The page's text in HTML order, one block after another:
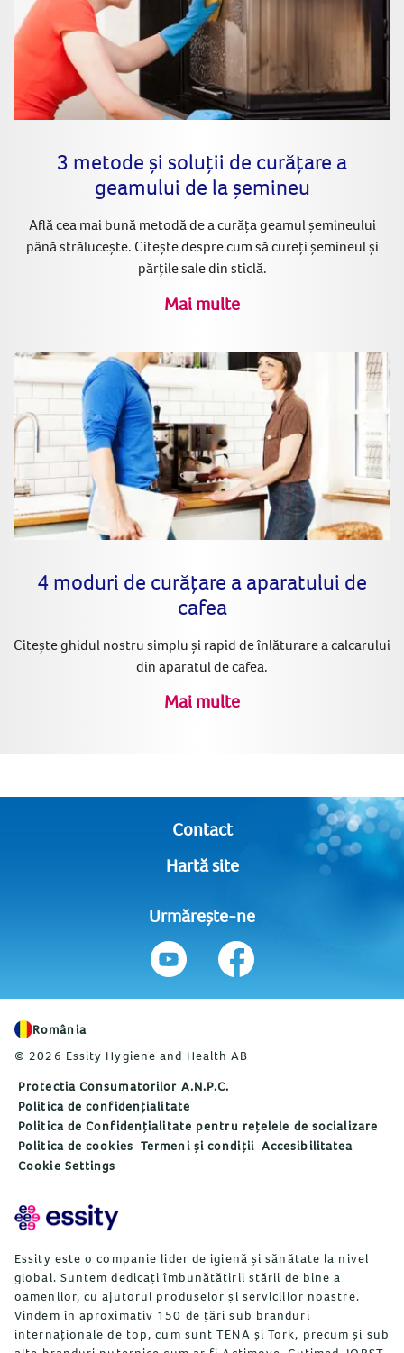
3 metode și soluții de curățare a
geamului de la șemineu
Află cea mai bună metodă de a curăța geamul șemineului
până strălucește. Citește despre cum să cureți șemineul și
părțile sale din sticlă.
Mai multe
4 moduri de curățare a aparatului de
cafea
Citește ghidul nostru simplu și rapid de înlăturare a calcarului
din aparatul de cafea.
Mai multe
Contact
Hartă site
Urmărește-ne
România
© 2026 Essity Hygiene and Health AB
Protectia Consumatorilor A.N.P.C.
Politica de confidențialitate
Politica de Confidențialitate pentru rețelele de socializare
Politica de cookies Termeni și condiții Accesibilitatea
Cookie Settings
Essity este o companie lider de igienă și sănătate la nivel
global. Suntem dedicați îmbunătățirii stării de bine a
oamenilor, cu ajutorul produselor și serviciilor noastre.
Vindem în aproximativ 150 de țări sub branduri
internaționale de top, cum sunt TENA și Tork, precum și sub